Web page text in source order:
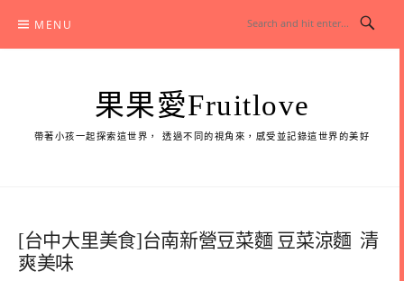
content
MENU
果果愛Fruitlove
帶著小孩一起探索這世界， 透過不同的視角來，感受並記錄這世界的美好
[台中大里美食]台南新營豆菜麵 豆菜涼麵 清
爽美味